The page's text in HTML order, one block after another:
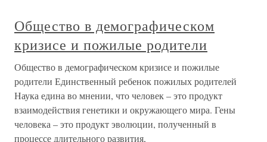
Общество в демографическом
кризисе и пожилые родители
Общество в демографическом кризисе и пожилые
родители Единственный ребенок пожилых родителей
Наука едина во мнении, что человек – это продукт
взаимодействия генетики и окружающего мира. Гены
человека – это продукт эволюции, полученный в
процессе длительного развития,